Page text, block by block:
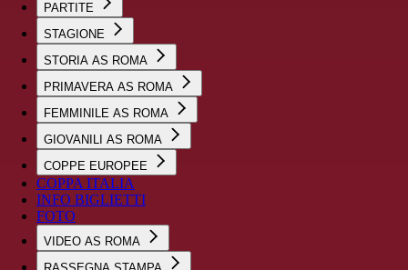
PARTITE
STAGIONE
STORIA AS ROMA
PRIMAVERA AS ROMA
FEMMINILE AS ROMA
GIOVANILI AS ROMA
COPPE EUROPEE
COPPA ITALIA
INFO BIGLIETTI
FOTO
VIDEO AS ROMA